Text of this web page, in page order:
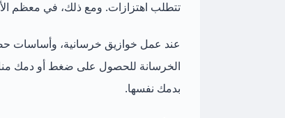
تتطلب اهتزازات. ومع ذلك، في معظم
عند عمل خوازيق خرسانية، وأساسات
الخرسانة للحصول على ضغط أو دمك
بدمك نفسها.